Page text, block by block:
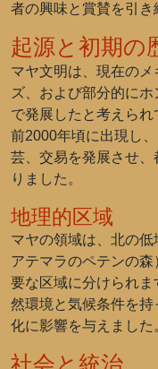
者の興味と賞賛を引き
起源と初期の
マヤ文明は、現在の
ズ、および部分的に
で発展したと考えら
前2000年頃に出現し
芸、交易を発展させ
りました。
地理的区域
マヤの領域は、北の
アテマラのペテンの
要な区域に分けられ
然環境と気候条件を
化に影響を与えました
社会と統治